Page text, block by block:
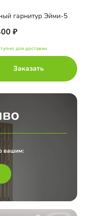
гарнитур Эйми-5
для доставки
Заказать
вашим: